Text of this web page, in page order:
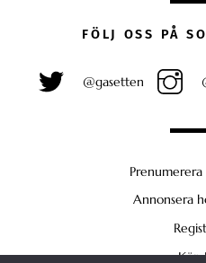
FÖLJ OSS PÅ
@gasetten
Annonsera
Köp